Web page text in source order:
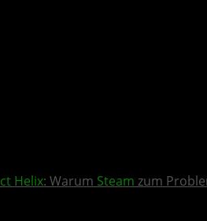
Helix: Warum Steam zum